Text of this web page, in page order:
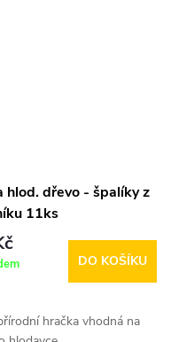
hlod. dřevo - špalíky z
11ks
DO KOŠÍKU
hračka vhodná na